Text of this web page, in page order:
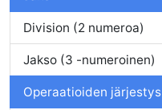
Division (2 numeroa)
Jakso (3 -numeroinen)
Operaatioiden järjestys